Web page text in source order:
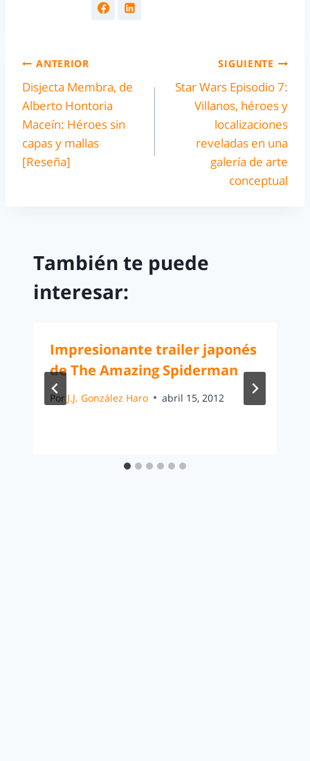
ANTERIOR
Disjecta Membra, de
Alberto Hontoria
Maceín: Héroes sin
capas y mallas
[Reseña]
SIGUIENTE
Star Wars Episodio 7:
Villanos, héroes y
localizaciones
reveladas en una
galería de arte
conceptual
También te puede
interesar:
Impresionante trailer japonés
de The Amazing Spiderman
Por J.J. González Haro abril 15, 2012